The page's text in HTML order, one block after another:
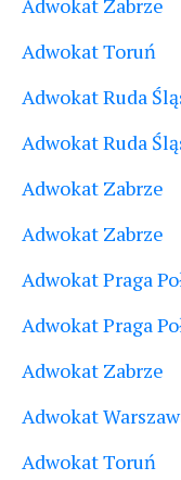
Adwokat Zabrze
Adwokat Toruń
Adwokat Ruda
Adwokat Ruda
Adwokat Zabrze
Adwokat Zabrze
Adwokat Praga
Adwokat Praga
Adwokat Zabrze
Adwokat
Adwokat Toruń